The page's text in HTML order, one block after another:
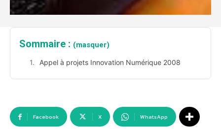
Sommaire : (masquer)
Appel à projets Innovation Numérique 2008
Facebook X WhatsApp